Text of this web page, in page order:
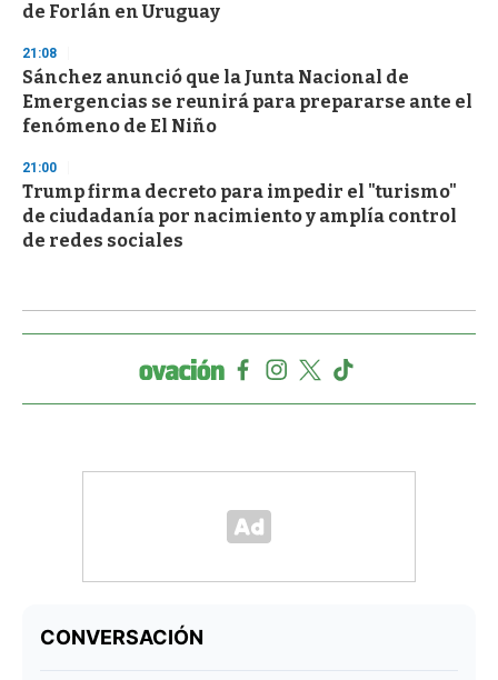
de Forlán en Uruguay
21:08
Sánchez anunció que la Junta Nacional de
Emergencias se reunirá para prepararse ante el
fenómeno de El Niño
21:00
Trump firma decreto para impedir el "turismo"
de ciudadanía por nacimiento y amplía control
de redes sociales